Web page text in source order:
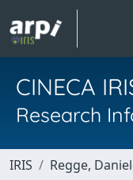
CINECA
Research
IRIS Regge,